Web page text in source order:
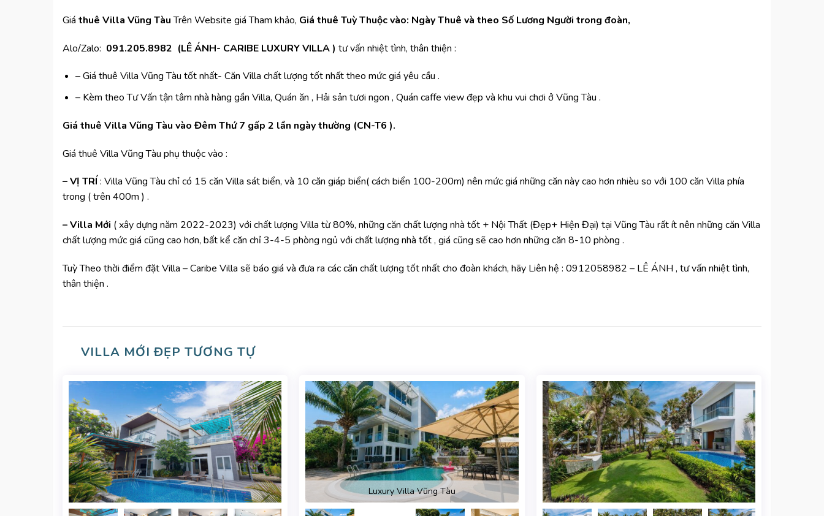
Giá thuê Villa Vũng TàuTrên Website giá Tham khảo, Giá thuê Tuỳ Thuộc vào: Ngày Thuê và theo Số Lương Người trong đoàn,
Alo/Zalo: 091.205.8982 (LÊ ÁNH- CARIBE LUXURY VILLA ) tư vấn nhiệt tình, thân thiện :
– Giá thuê Villa Vũng Tàu tốt nhất- Căn Villa chất lượng tốt nhất theo mức giá yêu cầu .
– Kèm theo Tư Vấn tận tâm nhà hàng gần Villa, Quán ăn , Hải sản tươi ngon , Quán caffe view đẹp và khu vui chơi ở Vũng Tàu .
Giá thuê Villa Vũng Tàu vào Đêm Thứ 7 gấp 2 lần ngày thường (CN-T6 ).
Giá thuê Villa Vũng Tàu phụ thuộc vào :
– VỊ TRÍ : Villa Vũng Tàu chỉ có 15 căn Villa sát biển, và 10 căn giáp biển( cách biển 100-200m) nên mức giá những căn này cao hơn nhièu so với 100 căn Villa phía
trong ( trên 400m ) .
– Villa Mới ( xây dựng năm 2022-2023) với chất lượng Villa từ 80%, những căn chất lượng nhà tốt + Nội Thất (Đẹp+ Hiện Đại) tại Vũng Tàu rất ít nên những căn Villa
chất lượng mức giá cũng cao hơn, bất kể căn chỉ 3-4-5 phòng ngủ với chất lượng nhà tốt , giá cũng sẽ cao hơn những căn 8-10 phòng .
Tuỳ Theo thời điểm đặt Villa – Caribe Villa sẽ báo giá và đưa ra các căn chất lượng tốt nhất cho đoàn khách, hãy Liên hệ : 0912058982 – LÊ ÁNH , tư vấn nhiệt tình,
thân thiện .
VILLA MỚI ĐẸP TƯƠNG TỰ
Luxury Villa Vũng Tàu